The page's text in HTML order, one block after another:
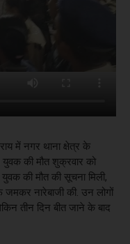
में नगर थाना क्षेत्र के
युवक की मौत शुक्रवार को
की मौत की सूचना मिली,
नारेबाजी की. उन लोगों
तीन दिन बीत जाने के बाद